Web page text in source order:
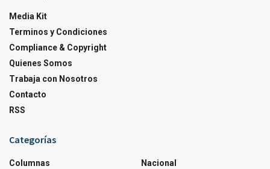
Media Kit
Terminos y Condiciones
Compliance & Copyright
Quienes Somos
Trabaja con Nosotros
Contacto
RSS
Categorías
Columnas
Nacional